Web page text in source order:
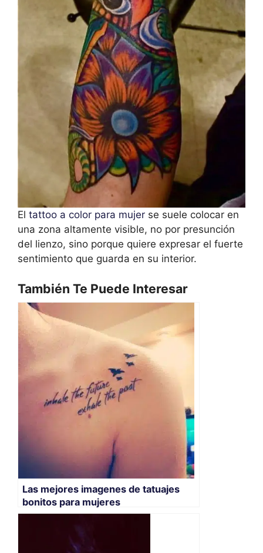
El tattoo a color para mujer se suele colocar en
una zona altamente visible, no por presunción
del lienzo, sino porque quiere expresar el fuerte
sentimiento que guarda en su interior.
También Te Puede Interesar
Las mejores imagenes de tatuajes
bonitos para mujeres